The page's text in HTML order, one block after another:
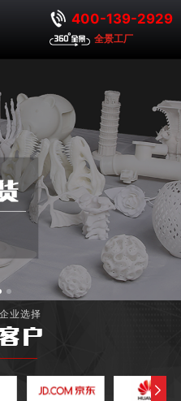
400-139-2929
全景工厂
业选择
户